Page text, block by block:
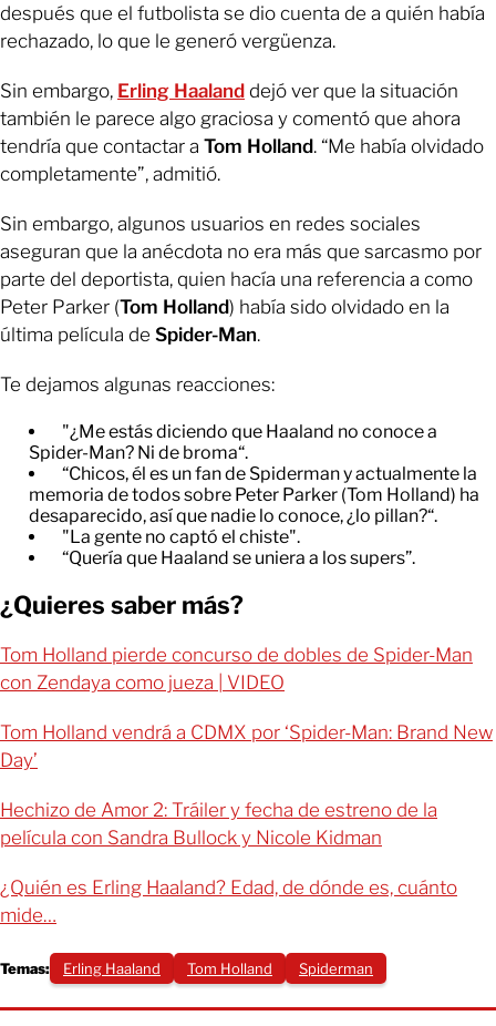
después que el futbolista se dio cuenta de a quién había
rechazado, lo que le generó vergüenza.
Sin embargo, Erling Haaland dejó ver que la situación
también le parece algo graciosa y comentó que ahora
tendría que contactar a Tom Holland. “Me había olvidado
completamente”, admitió.
Sin embargo, algunos usuarios en redes sociales
aseguran que la anécdota no era más que sarcasmo por
parte del deportista, quien hacía una referencia a como
Peter Parker (Tom Holland) había sido olvidado en la
última película de Spider-Man.
Te dejamos algunas reacciones:
"¿Me estás diciendo que Haaland no conoce a
Spider-Man? Ni de broma“.
“Chicos, él es un fan de Spiderman y actualmente la
memoria de todos sobre Peter Parker (Tom Holland) ha
desaparecido, así que nadie lo conoce, ¿lo pillan?“.
"La gente no captó el chiste".
“Quería que Haaland se uniera a los supers”.
¿Quieres saber más?
Tom Holland pierde concurso de dobles de Spider-Man
con Zendaya como jueza | VIDEO
Tom Holland vendrá a CDMX por ‘Spider-Man: Brand New
Day’
Hechizo de Amor 2: Tráiler y fecha de estreno de la
película con Sandra Bullock y Nicole Kidman
¿Quién es Erling Haaland? Edad, de dónde es, cuánto
mide…
Temas: Erling Haaland Tom Holland Spiderman